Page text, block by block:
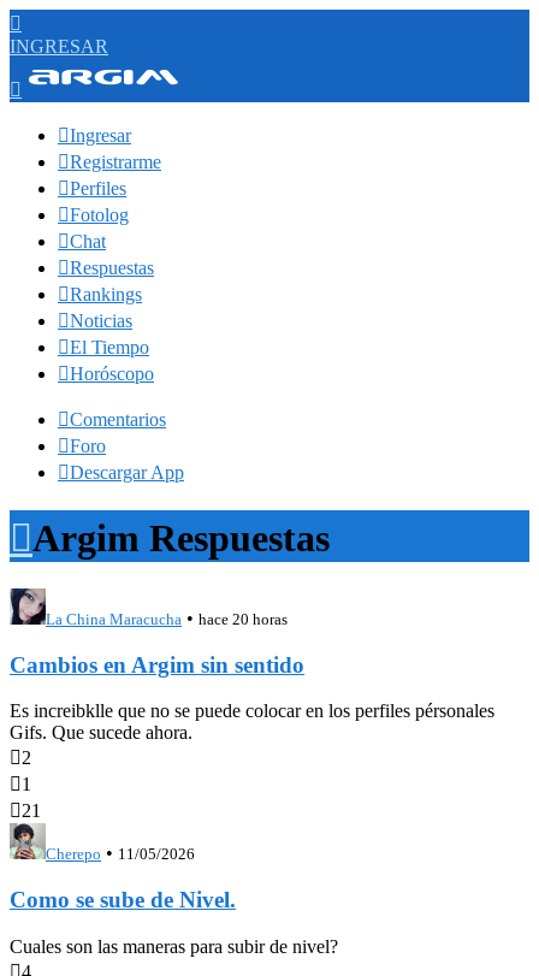

INGRESAR

Ingresar
Registrarme
Perfiles
Fotolog
Chat
Respuestas
Rankings
Noticias
El Tiempo
Horóscopo
Comentarios
Foro
Descargar App
Argim Respuestas
La China Maracucha • hace 20 horas
Cambios en Argim sin sentido
Es increibklle que no se puede colocar en los perfiles pérsonales
Gifs. Que sucede ahora.
2
1
21
Cherepo • 11/05/2026
Como se sube de Nivel.
Cuales son las maneras para subir de nivel?
4